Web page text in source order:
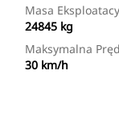
Masa
24845 kg
Maksymalna
30 km/h